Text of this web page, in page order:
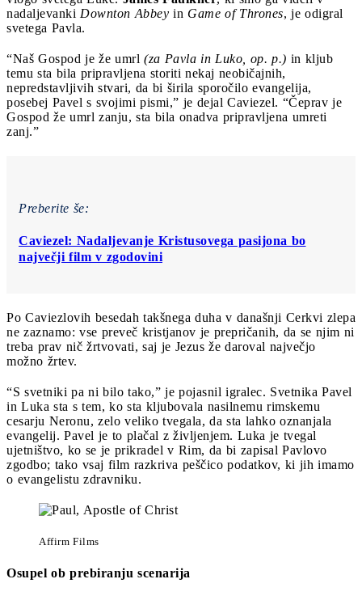
nadaljevanki Downton Abbey in Game of Thrones, je odigral
svetega Pavla.
“Naš Gospod je že umrl (za Pavla in Luko, op. p.) in kljub
temu sta bila pripravljena storiti nekaj neobičajnih,
nepredstavljivih stvari, da bi širila sporočilo evangelija,
posebej Pavel s svojimi pismi,” je dejal Caviezel. “Čeprav je
Gospod že umrl zanju, sta bila onadva pripravljena umreti
zanj.”
Preberite še:
Caviezel: Nadaljevanje Kristusovega pasijona bo
največji film v zgodovini
Po Caviezlovih besedah takšnega duha v današnji Cerkvi zlepa
ne zaznamo: vse preveč kristjanov je prepričanih, da se njim ni
treba prav nič žrtvovati, saj je Jezus že daroval največjo
možno žrtev.
“S svetniki pa ni bilo tako,” je pojasnil igralec. Svetnika Pavel
in Luka sta s tem, ko sta kljubovala nasilnemu rimskemu
cesarju Neronu, zelo veliko tvegala, da sta lahko oznanjala
evangelij. Pavel je to plačal z življenjem. Luka je tvegal
ujetništvo, ko se je prikradel v Rim, da bi zapisal Pavlovo
zgodbo; tako vsaj film razkriva peščico podatkov, ki jih imamo
o evangelistu zdravniku.
Affirm Films
Osupel ob prebiranju scenarija